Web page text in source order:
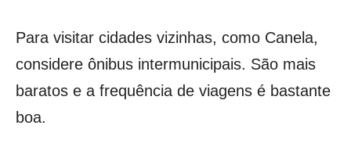
Para visitar cidades vizinhas, como Canela,
considere ônibus intermunicipais. São mais
baratos e a frequência de viagens é bastante
boa.